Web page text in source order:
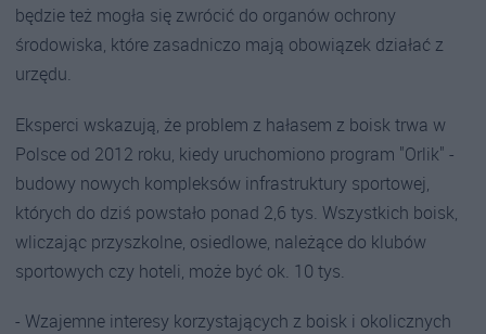
będzie też mogła się zwrócić do organów ochrony
środowiska, które zasadniczo mają obowiązek działać z
urzędu.
Eksperci wskazują, że problem z hałasem z boisk trwa w
Polsce od 2012 roku, kiedy uruchomiono program "Orlik" -
budowy nowych kompleksów infrastruktury sportowej,
których do dziś powstało ponad 2,6 tys. Wszystkich boisk,
wliczając przyszkolne, osiedlowe, należące do klubów
sportowych czy hoteli, może być ok. 10 tys.
- Wzajemne interesy korzystających z boisk i okolicznych